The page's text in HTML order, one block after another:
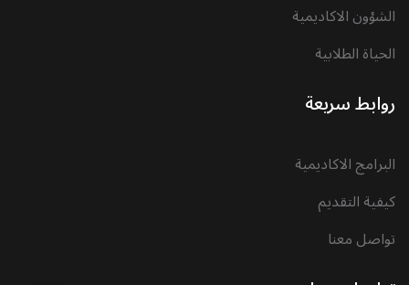
الشؤون الاكاديمية
الحياة الطلابية
روابط سريعة
البرامج الاكاديمية
كيفية التقديم
تواصل معنا